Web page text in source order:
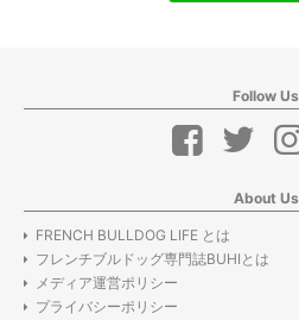
Follow Us
About Us
FRENCH BULLDOG LIFE とは
フレンチブルドッグ専門誌BUHIとは
メディア運営ポリシー
プライバシーポリシー